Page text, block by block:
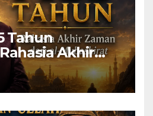
Tahun
Akhir
Mubashirat
Muhammad